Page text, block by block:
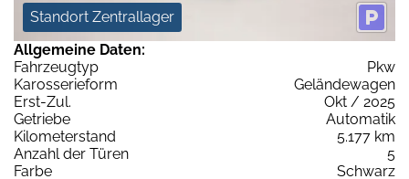
Standort Zentrallager
Allgemeine Daten:
Fahrzeugtyp
Pkw
Karosserieform
Geländewagen
Erst-Zul.
Okt / 2025
Getriebe
Automatik
Kilometerstand
5.177 km
Anzahl der Türen
5
Farbe
Schwarz